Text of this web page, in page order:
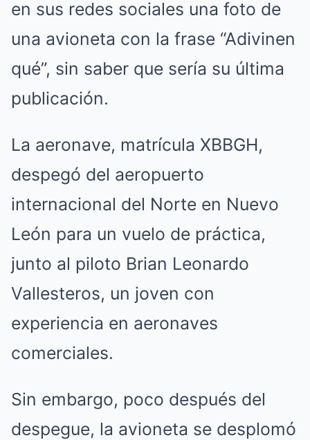
en sus redes sociales una foto de
una avioneta con la frase “Adivinen
qué”, sin saber que sería su última
publicación.
La aeronave, matrícula XBBGH,
despegó del aeropuerto
internacional del Norte en Nuevo
León para un vuelo de práctica,
junto al piloto Brian Leonardo
Vallesteros, un joven con
experiencia en aeronaves
comerciales.
Sin embargo, poco después del
despegue, la avioneta se desplomó